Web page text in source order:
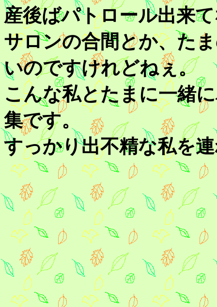
産後ばパトロール出来
サロンの合間とか、た
いのですけれどねぇ。
こんな私とたまに一緒
集です。
すっかり出不精な私を